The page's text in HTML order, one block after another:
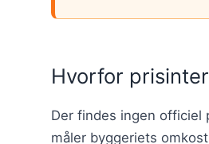
Hvorfor
Der findes ingen officiel
måler byggeriets